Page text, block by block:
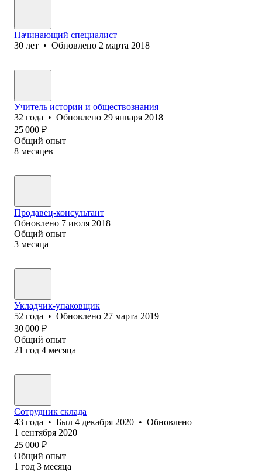
Начинающий специалист
30 лет • Обновлено 2 марта 2018
Учитель истории и обществознания
32 года • Обновлено 29 января 2018
25 000 ₽
Общий опыт
8 месяцев
Продавец-консультант
Обновлено 7 июля 2018
Общий опыт
3 месяца
Укладчик-упаковщик
52 года • Обновлено 27 марта 2019
30 000 ₽
Общий опыт
21 год 4 месяца
Сотрудник склада
43 года • Был 4 декабря 2020 • Обновлено
1 сентября 2020
25 000 ₽
Общий опыт
1 год 3 месяца